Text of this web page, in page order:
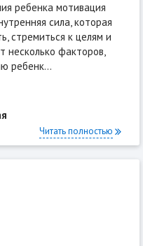
ребенка мотивация
сила, которая
стремиться к целям и
несколько факторов,
ребенк...
Читать полностью